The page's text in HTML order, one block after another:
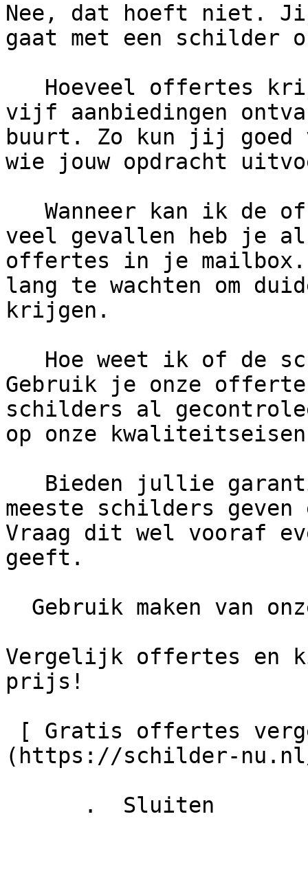
Nee, dat hoeft niet.
gaat met een schilder
vijf aanbiedingen
buurt. Zo kun jij goed
wie jouw opdracht
veel gevallen heb je al
offertes in je mailbox.
lang te wachten om
krijgen.
Gebruik je onze
schilders al
op onze
meeste schilders
Vraag dit wel vooraf
geeft.
Vergelijk offertes en
prijs!
(https://schilder-